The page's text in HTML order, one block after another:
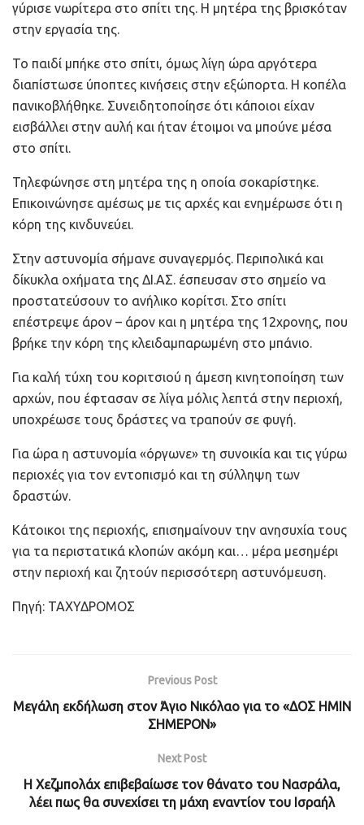
γύρισε νωρίτερα στο σπίτι της. Η μητέρα της βρισκόταν
στην εργασία της.
Το παιδί μπήκε στο σπίτι, όμως λίγη ώρα αργότερα
διαπίστωσε ύποπτες κινήσεις στην εξώπορτα. Η κοπέλα
πανικοβλήθηκε. Συνειδητοποίησε ότι κάποιοι είχαν
εισβάλλει στην αυλή και ήταν έτοιμοι να μπούνε μέσα
στο σπίτι.
Τηλεφώνησε στη μητέρα της η οποία σοκαρίστηκε.
Επικοινώνησε αμέσως με τις αρχές και ενημέρωσε ότι η
κόρη της κινδυνεύει.
Στην αστυνομία σήμανε συναγερμός. Περιπολικά και
δίκυκλα οχήματα της ΔΙ.ΑΣ. έσπευσαν στο σημείο να
προστατεύσουν το ανήλικο κορίτσι. Στο σπίτι
επέστρεψε άρον – άρον και η μητέρα της 12χρονης, που
βρήκε την κόρη της κλειδαμπαρωμένη στο μπάνιο.
Για καλή τύχη του κοριτσιού η άμεση κινητοποίηση των
αρχών, που έφτασαν σε λίγα μόλις λεπτά στην περιοχή,
υποχρέωσε τους δράστες να τραπούν σε φυγή.
Για ώρα η αστυνομία «όργωνε» τη συνοικία και τις γύρω
περιοχές για τον εντοπισμό και τη σύλληψη των
δραστών.
Κάτοικοι της περιοχής, επισημαίνουν την ανησυχία τους
για τα περιστατικά κλοπών ακόμη και… μέρα μεσημέρι
στην περιοχή και ζητούν περισσότερη αστυνόμευση.
Πηγή: ΤΑΧΥΔΡΟΜΟΣ
Previous Post
Μεγάλη εκδήλωση στον Άγιο Νικόλαο για το «ΔΟΣ ΗΜΙΝ
ΣΗΜΕΡΟΝ»
Next Post
H Χεζμπολάχ επιβεβαίωσε τον θάνατο του Νασράλα,
λέει πως θα συνεχίσει τη μάχη εναντίον του Ισραήλ